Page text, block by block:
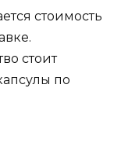
стоимость
стоит
по